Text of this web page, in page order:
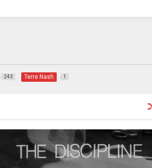
243 Terre Nash 1